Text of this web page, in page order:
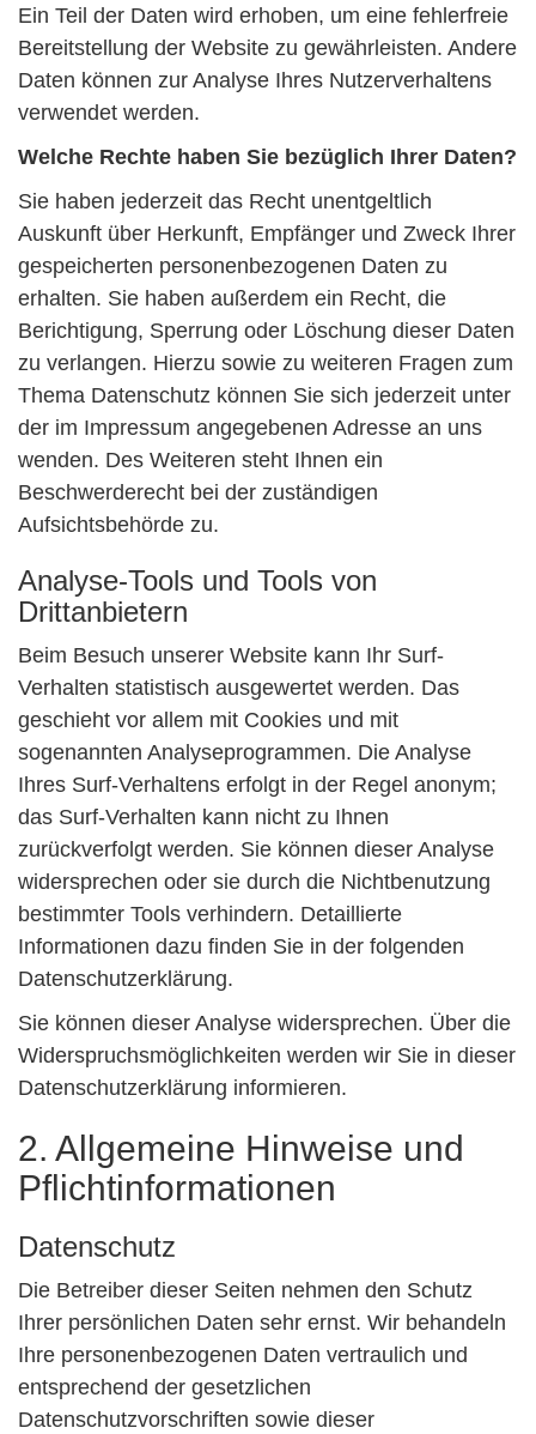
Ein Teil der Daten wird erhoben, um eine fehlerfreie
Bereitstellung der Website zu gewährleisten. Andere
Daten können zur Analyse Ihres Nutzerverhaltens
verwendet werden.
Welche Rechte haben Sie bezüglich Ihrer Daten?
Sie haben jederzeit das Recht unentgeltlich
Auskunft über Herkunft, Empfänger und Zweck Ihrer
gespeicherten personenbezogenen Daten zu
erhalten. Sie haben außerdem ein Recht, die
Berichtigung, Sperrung oder Löschung dieser Daten
zu verlangen. Hierzu sowie zu weiteren Fragen zum
Thema Datenschutz können Sie sich jederzeit unter
der im Impressum angegebenen Adresse an uns
wenden. Des Weiteren steht Ihnen ein
Beschwerderecht bei der zuständigen
Aufsichtsbehörde zu.
Analyse-Tools und Tools von
Drittanbietern
Beim Besuch unserer Website kann Ihr Surf-
Verhalten statistisch ausgewertet werden. Das
geschieht vor allem mit Cookies und mit
sogenannten Analyseprogrammen. Die Analyse
Ihres Surf-Verhaltens erfolgt in der Regel anonym;
das Surf-Verhalten kann nicht zu Ihnen
zurückverfolgt werden. Sie können dieser Analyse
widersprechen oder sie durch die Nichtbenutzung
bestimmter Tools verhindern. Detaillierte
Informationen dazu finden Sie in der folgenden
Datenschutzerklärung.
Sie können dieser Analyse widersprechen. Über die
Widerspruchsmöglichkeiten werden wir Sie in dieser
Datenschutzerklärung informieren.
2. Allgemeine Hinweise und
Pflichtinformationen
Datenschutz
Die Betreiber dieser Seiten nehmen den Schutz
Ihrer persönlichen Daten sehr ernst. Wir behandeln
Ihre personenbezogenen Daten vertraulich und
entsprechend der gesetzlichen
Datenschutzvorschriften sowie dieser